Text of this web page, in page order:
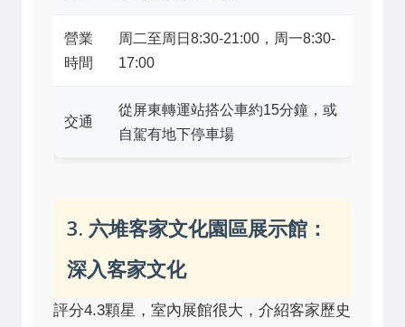
營業
時間
周二至周日8:30-21:00，周一8:30-
17:00
交通
從屏東轉運站搭公車約15分鐘，或
自駕有地下停車場
3. 六堆客家文化園區展示館：
深入客家文化
評分4.3顆星，室內展館很大，介紹客家歷史